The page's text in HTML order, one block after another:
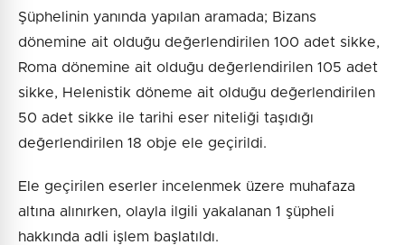
Şüphelinin yanında yapılan aramada; Bizans
dönemine ait olduğu değerlendirilen 100 adet sikke,
Roma dönemine ait olduğu değerlendirilen 105 adet
sikke, Helenistik döneme ait olduğu değerlendirilen
50 adet sikke ile tarihi eser niteliği taşıdığı
değerlendirilen 18 obje ele geçirildi.
Ele geçirilen eserler incelenmek üzere muhafaza
altına alınırken, olayla ilgili yakalanan 1 şüpheli
hakkında adli işlem başlatıldı.